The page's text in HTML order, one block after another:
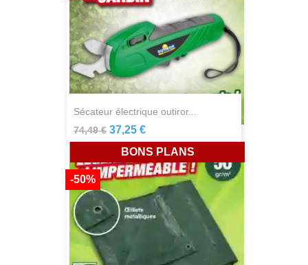
sécateur électrique outiror...
74,49 € 37,25 €
-50%
BONS PLANS